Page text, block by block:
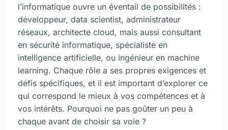
l’informatique ouvre un éventail de possibilités :
développeur, data scientist, administrateur
réseaux, architecte cloud, mais aussi consultant
en sécurité informatique, spécialiste en
intelligence artificielle, ou ingénieur en machine
learning. Chaque rôle a ses propres exigences et
défis spécifiques, et il est important d’explorer ce
qui correspond le mieux à vos compétences et à
vos intérêts. Pourquoi ne pas goûter un peu à
chaque avant de choisir sa voie ?